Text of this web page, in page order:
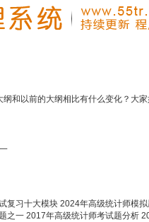
和以前的大纲相比有什么变化？大
复习十大模块 2024年高级统计师模
之一 2017年高级统计师考试题分析